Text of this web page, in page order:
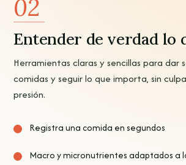
02
Entender de verdad lo
Herramientas claras y sencillas para dar
comidas y seguir lo que importa, sin
presión.
Registra una comida en segundos
Macro y micronutrientes adaptados a